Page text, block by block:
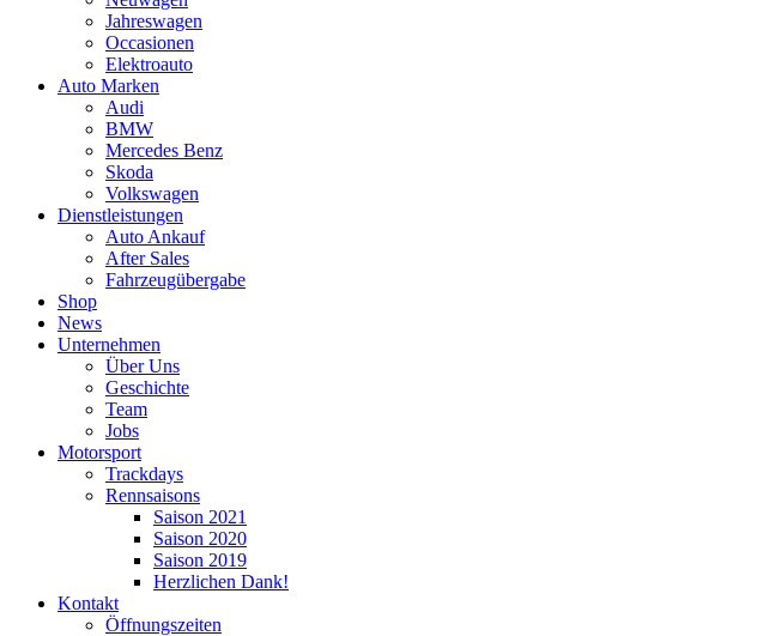
Jahreswagen
Occasionen
Elektroauto
Auto Marken
Audi
BMW
Mercedes Benz
Skoda
Volkswagen
Dienstleistungen
Auto Ankauf
After Sales
Fahrzeugübergabe
Shop
News
Unternehmen
Über Uns
Geschichte
Team
Jobs
Motorsport
Trackdays
Rennsaisons
Saison 2021
Saison 2020
Saison 2019
Herzlichen Dank!
Kontakt
Öffnungszeiten